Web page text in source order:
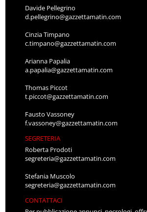
Davide Pellegrino
d.pellegrino@gazzettamatin.com
Cinzia Timpano
c.timpano@gazzettamatin.com
Arianna Papalia
a.papalia@gazzettamatin.com
Thomas Piccot
t.piccot@gazzettamatin.com
Fausto Vassoney
f.vassoney@gazzettamatin.com
SEGRETERIA
Roberta Prodoti
segreteria@gazzettamatin.com
Stefania Muscolo
segreteria@gazzettamatin.com
CONTATTACI